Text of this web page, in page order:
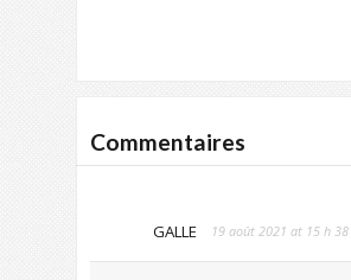
Commentaires
GALLE 19 août 2021 at 15 h